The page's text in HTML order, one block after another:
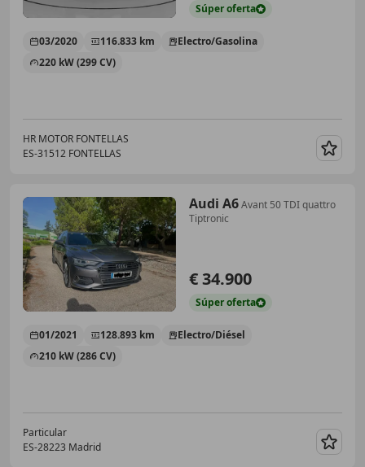
Súperoferta
03/2020 116.833 km
Electro/Gasolina
220 kW (299 CV)
HR MOTOR FONTELLAS
ES-31512 FONTELLAS
Audi A6Avant 50 TDI quattro
Tiptronic
€ 34.900
Súperoferta
01/2021 128.893 km
Electro/Diésel
210 kW (286 CV)
Particular
ES-28223 Madrid